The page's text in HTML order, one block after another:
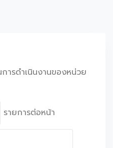
การดำเนินงานของหน่วย
รายการต่อหน้า